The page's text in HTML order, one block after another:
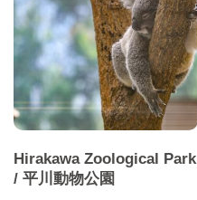
Hirakawa Zoological Park
/ 平川動物公園